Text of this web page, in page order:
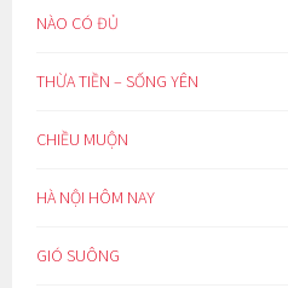
NÀO CÓ ĐỦ
THỪA TIỀN – SỐNG YÊN
CHIỀU MUỘN
HÀ NỘI HÔM NAY
GIÓ SUÔNG